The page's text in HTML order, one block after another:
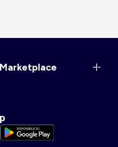
Marketplace